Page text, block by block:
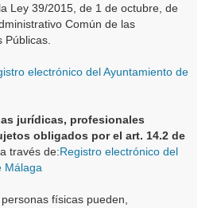
Ley 39/2015, de 1 de octubre, de
Común de las
Públicas.
electrónico del Ayuntamiento de
jurídicas, profesionales
obligados por el art. 14.2 de
través de:Registro electrónico del
Málaga
físicas pueden,